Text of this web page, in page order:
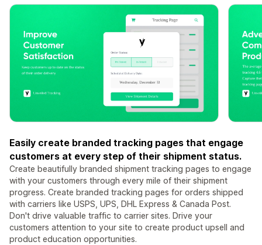
Easily create branded tracking pages that engage
customers at every step of their shipment status.
Create beautifully branded shipment tracking pages to engage
with your customers through every mile of their shipment
progress. Create branded tracking pages for orders shipped
with carriers like USPS, UPS, DHL Express & Canada Post.
Don't drive valuable traffic to carrier sites. Drive your
customers attention to your site to create product upsell and
product education opportunities.